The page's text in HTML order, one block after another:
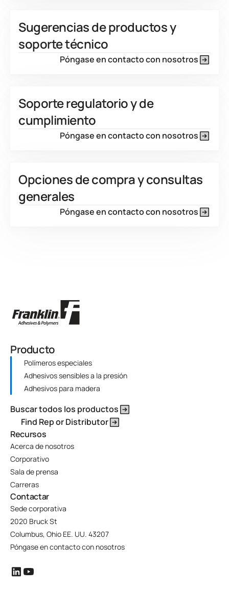
Sugerencias de productos y
soporte técnico
Póngase en contacto con nosotros
Soporte regulatorio y de
cumplimiento
Póngase en contacto con nosotros
Opciones de compra y consultas
generales
Póngase en contacto con nosotros
Producto
Polímeros especiales
Adhesivos sensibles a la presión
Adhesivos para madera
Buscar todos los productos
Find Rep or Distributor
Recursos
Acerca de nosotros
Corporativo
Sala de prensa
Carreras
Contactar
Sede corporativa
2020 Bruck St
Columbus, Ohio EE. UU. 43207
Póngase en contacto con nosotros